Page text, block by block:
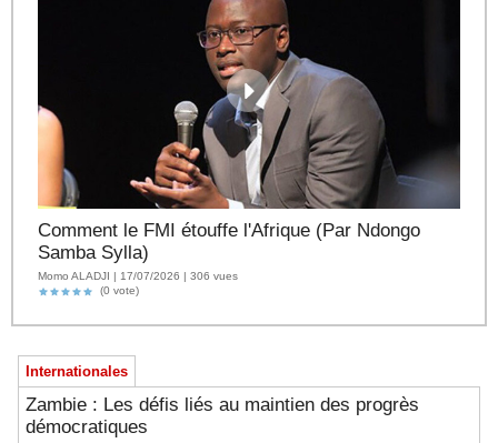
Comment le FMI étouffe l'Afrique (Par Ndongo
Samba Sylla)
Momo ALADJI | 17/07/2026 | 306 vues
(0 vote)
Internationales
Zambie : Les défis liés au maintien des progrès
démocratiques